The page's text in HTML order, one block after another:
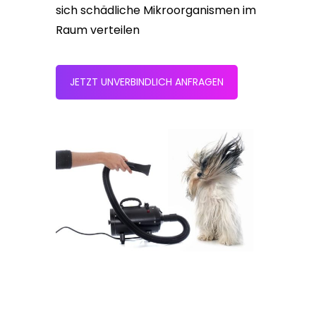
sich schädliche Mikroorganismen im
Raum verteilen
JETZT UNVERBINDLICH ANFRAGEN